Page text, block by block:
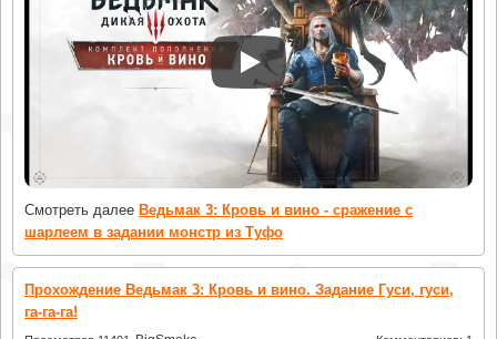
Смотреть далее Ведьмак 3: Кровь и вино - сражение с
шарлеем в задании монстр из Туфо
Прохождение Ведьмак 3: Кровь и вино. Задание Гуси, гуси,
га-га-га!